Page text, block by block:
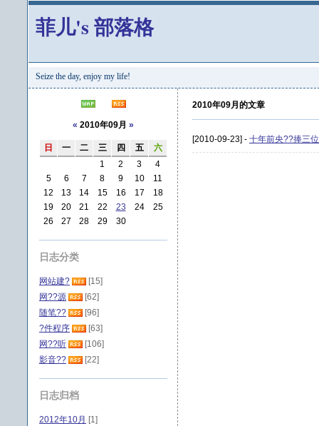
菲儿's 部落格
Seize the day, enjoy my life!
2010年09月的文章
[2010-09-23] - 十年前央??捧三
« 2010年09月 »
日 一 二 三 四 五
六
1
2 3
4
5
6 7 8 9 10
11
12
13 14 15 16 17
18
19
20 21 22 23 24
25
26
27 28 29 30
日志分类
网站建?
[15]
网??源
[62]
随笔??
[96]
?件程序
[63]
网??听
[106]
影音??
[22]
日志归档
2012年10月 [1]